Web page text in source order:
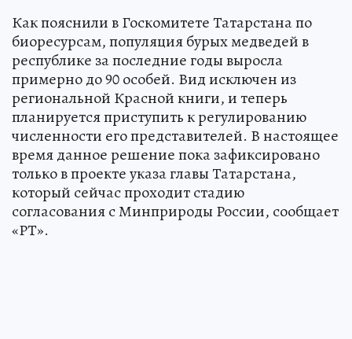
Как пояснили в Госкомитете Татарстана по
биоресурсам, популяция бурых медведей в
республике за последние годы выросла
примерно до 90 особей. Вид исключен из
региональной Красной книги, и теперь
планируется приступить к регулированию
численности его представителей. В настоящее
время данное решение пока зафиксировано
только в проекте указа главы Татарстана,
который сейчас проходит стадию
согласования с Минприроды России, сообщает
«РТ».